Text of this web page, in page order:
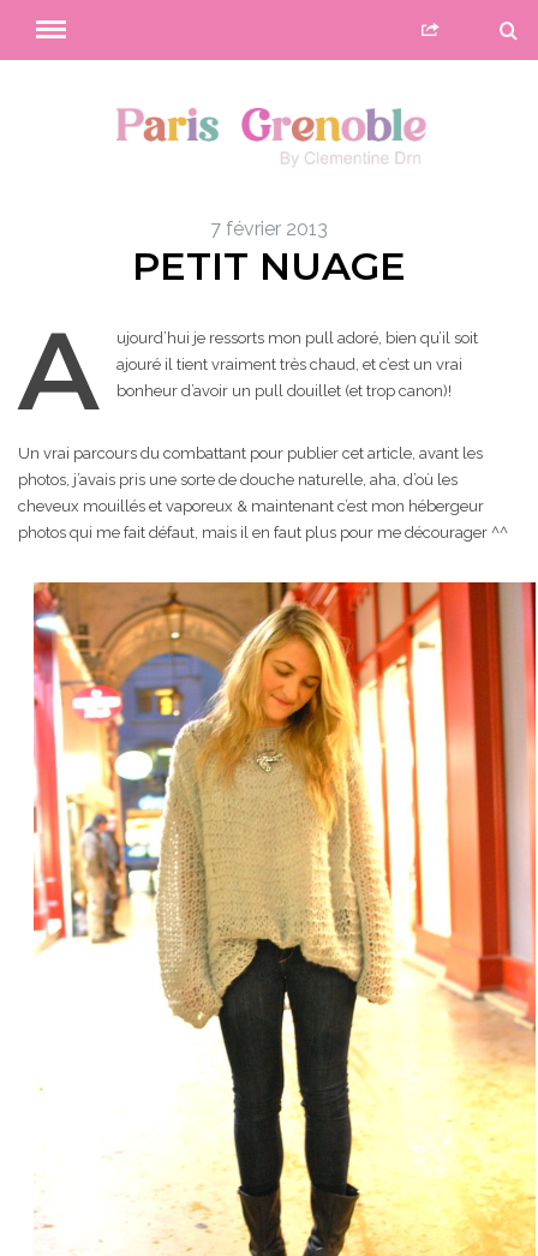
7 février 2013
PETIT NUAGE
A
ujourd’hui je ressorts mon pull adoré, bien qu’il soit
ajouré il tient vraiment très chaud, et c’est un vrai
bonheur d’avoir un pull douillet (et trop canon)!
Un vrai parcours du combattant pour publier cet article, avant les
photos, j’avais pris une sorte de douche naturelle, aha, d’où les
cheveux mouillés et vaporeux & maintenant c’est mon hébergeur
photos qui me fait défaut, mais il en faut plus pour me décourager ^^